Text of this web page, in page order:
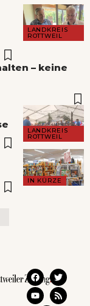
LANDKREIS
ROTTWEIL
– keine
LANDKREIS
ROTTWEIL
IN KÜRZE